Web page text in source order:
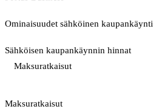
Ominaisuudet sähköinen kaupankäynti
Sähköisen kaupankäynnin hinnat
Maksuratkaisut
Maksuratkaisut